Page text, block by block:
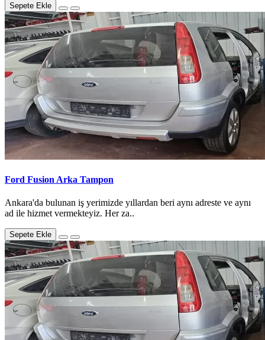
Sepete Ekle
Ford Fusion Arka Tampon
Ankara'da bulunan iş yerimizde yıllardan beri aynı adreste ve aynı
ad ile hizmet vermekteyiz. Her za..
Sepete Ekle